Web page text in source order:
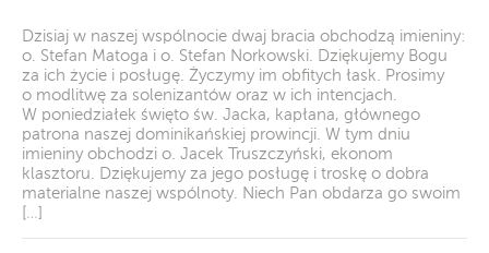
Dzisiaj w naszej wspólnocie dwaj bracia obchodzą imieniny:
o. Stefan Matoga i o. Stefan Norkowski. Dziękujemy Bogu
za ich życie i posługę. Życzymy im obfitych łask. Prosimy
o modlitwę za solenizantów oraz w ich intencjach.
W poniedziałek święto św. Jacka, kapłana, głównego
patrona naszej dominikańskiej prowincji. W tym dniu
imieniny obchodzi o. Jacek Truszczyński, ekonom
klasztoru. Dziękujemy za jego posługę i troskę o dobra
materialne naszej wspólnoty. Niech Pan obdarza go swoim
[…]